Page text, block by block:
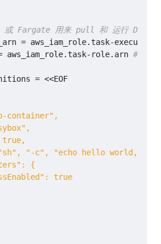
= aws_iam_role.task-execution
aws_iam_role.task- role. arn
= <<EOF